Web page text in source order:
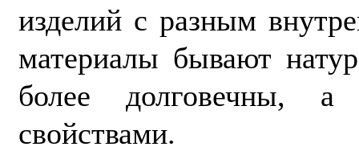
изделий с разным
материалы бывают
более долговечны, а
свойствами.